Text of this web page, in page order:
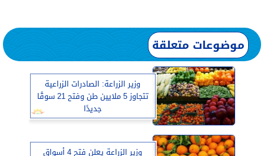
موضوعات متعلقة
وزير الزراعة: الصادرات الزراعية
تتجاوز 5 ملايين طن وفتح 21 سوقًا
جديدًا
وزير الزراعة يعلن فتح 4 أسواق